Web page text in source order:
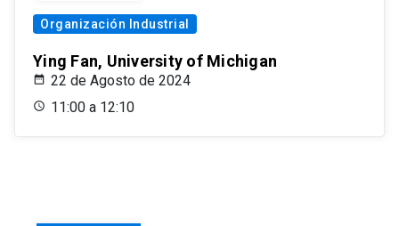
Organización Industrial
Ying Fan, University of Michigan
22 de Agosto de 2024
11:00 a 12:10